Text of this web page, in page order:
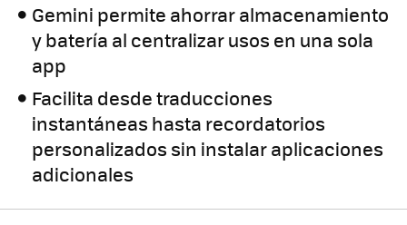
Gemini permite ahorrar almacenamiento
y batería al centralizar usos en una sola
app
Facilita desde traducciones
instantáneas hasta recordatorios
personalizados sin instalar aplicaciones
adicionales